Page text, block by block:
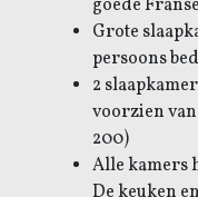
goede
Grote
persoons
2
voorzien van
200)
Alle kamers